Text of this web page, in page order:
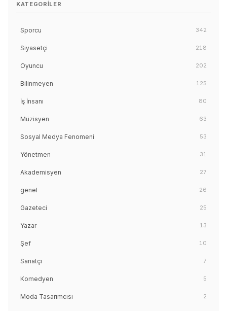
KATEGORILER
Sporcu 342
Siyasetçi 218
Oyuncu 202
Bilinmeyen 125
İş İnsanı 80
Müzisyen 63
Sosyal Medya Fenomeni 53
Yönetmen 31
Akademisyen 27
genel 26
Gazeteci 25
Yazar 13
Şef 10
Sanatçı 7
Komedyen 5
Moda Tasarımcısı 2